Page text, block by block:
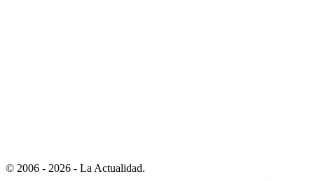
© 2006 - 2026 - La Actualidad.